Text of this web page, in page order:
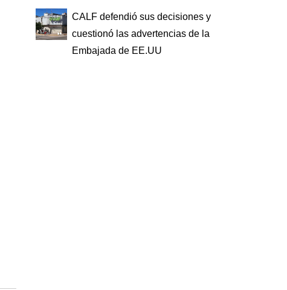
CALF defendió sus decisiones y
cuestionó las advertencias de la
Embajada de EE.UU